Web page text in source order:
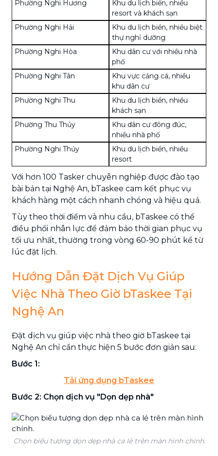
Phường Nghi Hương
Khu du lịch biển, nhiều
resort và khách sạn
Phường Nghi Hải
Khu du lịch biển, nhiều biệt
thự nghỉ dưỡng
Phường Nghi Hòa
Khu dân cư với nhiều nhà
phố
Phường Nghi Tân
Khu vực cảng cá, nhiều
khu dân cư
Phường Nghi Thu
Khu du lịch biển, nhiều
khách sạn
Phường Thu Thủy
Khu dân cư đông đúc,
nhiều nhà phố
Phường Nghi Thủy
Khu du lịch biển, nhiều
resort
Với hơn 100 Tasker chuyên nghiệp được đào tạo
bài bản tại Nghệ An, bTaskee cam kết phục vụ
khách hàng một cách nhanh chóng và hiệu quả.
Tùy theo thời điểm và nhu cầu, bTaskee có thể
điều phối nhân lực để đảm bảo thời gian phục vụ
tối ưu nhất, thường trong vòng 60-90 phút kể từ
lúc đặt lịch.
Hướng Dẫn Đặt Dịch Vụ Giúp
Việc Nhà Theo Giờ bTaskee Tại
Nghệ An
Đặt dịch vụ giúp việc nhà theo giờ bTaskee tại
Nghệ An chỉ cần thực hiện 5 bước đơn giản sau:
Bước 1:
Tải ứng dụng bTaskee
Bước 2: Chọn dịch vụ "Dọn dẹp nhà"
Chọn biểu tượng dọn dẹp nhà ca lẻ trên màn hình chính.